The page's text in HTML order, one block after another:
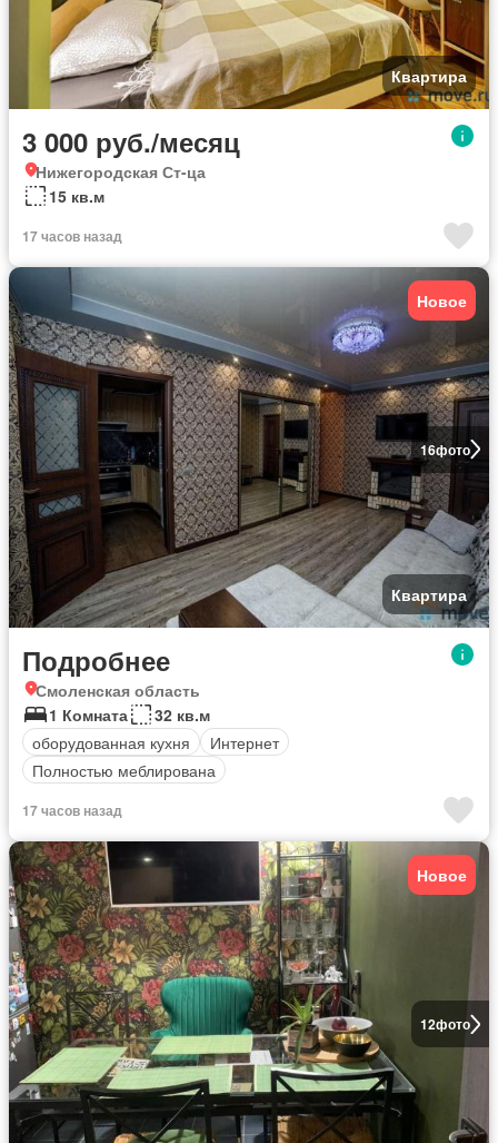
Квартира
3 000 руб./месяц
Нижегородская Ст-ца
15 кв.м
17 часов назад
16фото
Новое
Квартира
Подробнее
Смоленская область
1 Комната
32 кв.м
оборудованная кухня
Интернет
Полностью меблирована
17 часов назад
12фото
Новое